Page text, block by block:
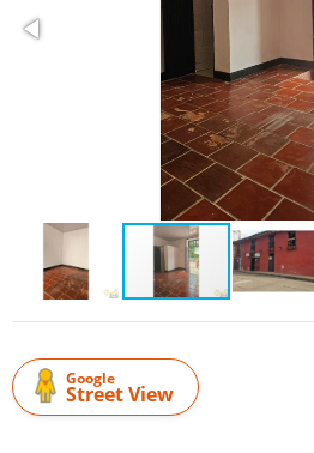
Google
Street View